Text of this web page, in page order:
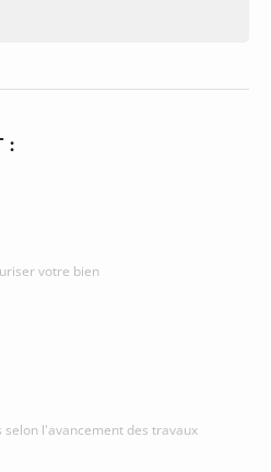
:
votre bien
selon l'avancement des travaux